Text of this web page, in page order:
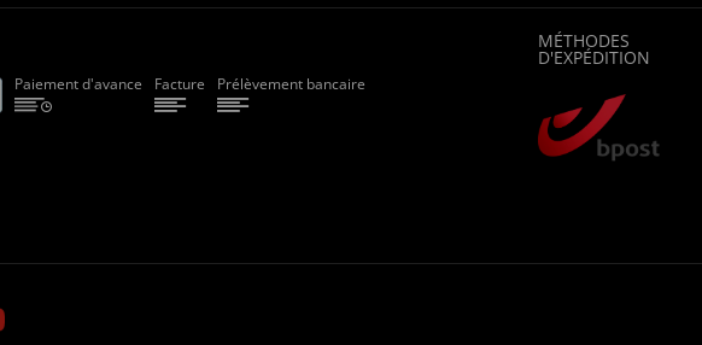
Paiement d'avance Facture Prélèvement bancaire
MÉTHODES
D'EXPÉDITION